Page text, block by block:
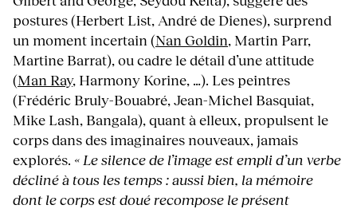
postures (Herbert List, André de Dienes), surprend
un moment incertain (Nan Goldin, Martin Parr,
Martine Barrat), ou cadre le détail d’une attitude
(Man Ray, Harmony Korine, …). Les peintres
(Frédéric Bruly-Bouabré, Jean-Michel Basquiat,
Mike Lash, Bangala), quant à elleux, propulsent le
corps dans des imaginaires nouveaux, jamais
explorés. « Le silence de l’image est empli d’un verbe
décliné à tous les temps : aussi bien, la mémoire
dont le corps est doué recompose le présent